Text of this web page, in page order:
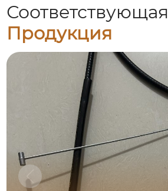
Соответствующая
Продукция